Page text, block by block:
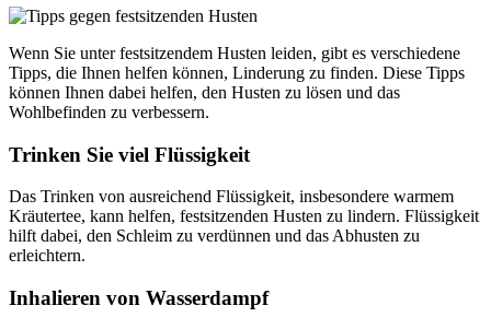
Wenn Sie unter festsitzendem Husten leiden, gibt es verschiedene
Tipps, die Ihnen helfen können, Linderung zu finden. Diese Tipps
können Ihnen dabei helfen, den Husten zu lösen und das
Wohlbefinden zu verbessern.
Trinken Sie viel Flüssigkeit
Das Trinken von ausreichend Flüssigkeit, insbesondere warmem
Kräutertee, kann helfen, festsitzenden Husten zu lindern. Flüssigkeit
hilft dabei, den Schleim zu verdünnen und das Abhusten zu
erleichtern.
Inhalieren von Wasserdampf